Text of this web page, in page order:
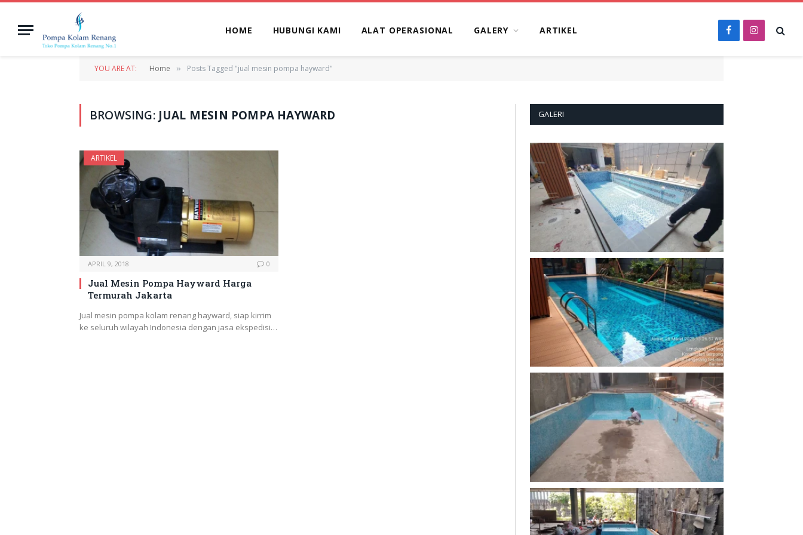
HOME HUBUNGI KAMI ALAT OPERASIONAL GALERY ARTIKEL FacebookInstagram
YOU ARE AT: Home » Posts Tagged "jual mesin pompa hayward"
BROWSING: JUAL MESIN POMPA HAYWARD
ARTIKEL
APRIL 9, 2018 0
Jual Mesin Pompa Hayward Harga
Termurah Jakarta
Jual mesin pompa kolam renang hayward, siap kirrim
ke seluruh wilayah Indonesia dengan jasa ekspedisi…
GALERI